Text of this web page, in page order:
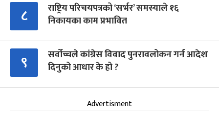
८
राष्ट्रिय परिचयपत्रको ‘सर्भर’ समस्याले १६
निकायका काम प्रभावित
९
सर्वोच्चले कांग्रेस विवाद पुनरावलोकन गर्न आदेश
दिनुको आधार के हो ?
Advertisment